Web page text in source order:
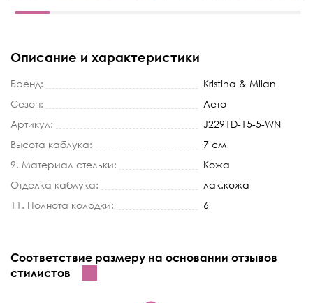
Описание и характеристики
Бренд:
Kristina & Milan
Сезон:
Лето
Артикул:
J2291D-15-5-WN
Высота каблука:
7 см
9. Материал стельки:
Кожа
Отделка каблука:
лак.кожа
11. Полнота колодки:
6
Соответствие размеру на основании отзывов
стилистов